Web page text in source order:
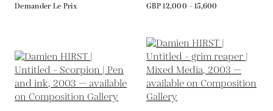
Demander Le Prix
GBP 12,000 - 15,600